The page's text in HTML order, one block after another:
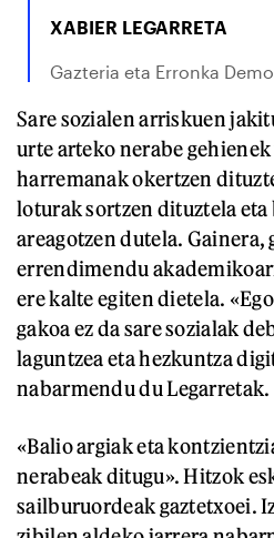
XABIER LEGARRETA
Gazteria eta Erronka
Sare sozialen arriskuen
urte arteko nerabe
harremanak okertzen
loturak sortzen dituztela eta
areagotzen dutela. Gainera,
errendimendu
ere kalte egiten dietela.
gakoa ez da sare sozialak
laguntzea eta hezkuntza
nabarmendu du Legarretak.
«Balio argiak eta
nerabeak ditugu». Hitzok
sailburuordeak gaztetxoei.